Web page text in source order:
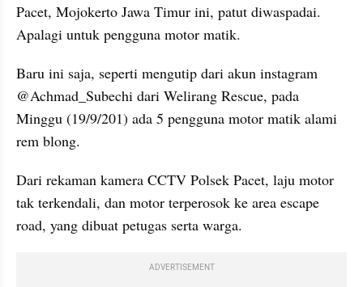
Pacet, Mojokerto Jawa Timur ini, patut diwaspadai.
Apalagi untuk pengguna motor matik.
Baru ini saja, seperti mengutip dari akun instagram
@Achmad_Subechi dari Welirang Rescue, pada
Minggu (19/9/201) ada 5 pengguna motor matik alami
rem blong.
Dari rekaman kamera CCTV Polsek Pacet, laju motor
tak terkendali, dan motor terperosok ke area escape
road, yang dibuat petugas serta warga.
ADVERTISEMENT